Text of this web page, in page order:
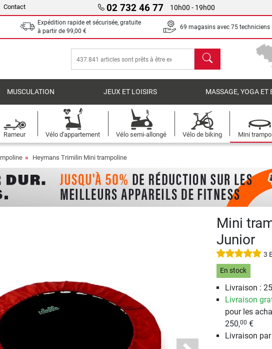
Contact 02 732 46 77 10h00 - 19h00
Expédition rapide et sécurisée, gratuite
à partir de 99,00 €
69 magasins avec 75 techniciens
chercher
MUSCULATION JEUX ET LOISIRS MASSAGE, YOGA ET
Rameur Vélo d'appartement Vélo semi-allongé Vélo de biking Mini
Heymans Trimilin Mini trampoline
Mini
Junior
3
En stock
Livraison :
Livraison
pour les
250,00 €
Livraison